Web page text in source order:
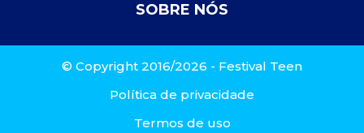
SOBRE NÓS
© Copyright 2016/2026 - Festival Teen
Política de privacidade
Termos de uso